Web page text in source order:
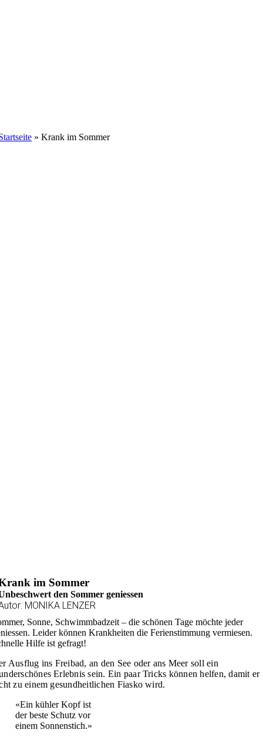
»Krank im Sommer
im Sommer
den Sommer geniessen
MONIKA LENZER
Sonne, Schwimmbadzeit – die schönen Tage möchte jeder
Leider können Krankheiten die Ferienstimmung vermiesen.
Hilfe ist gefragt!
Ausflug ins Freibad, an den See oder ans Meer soll ein
Erlebnis sein. Ein paar Tricks können helfen, damit er
zu einem gesundheitlichen Fiasko wird.
«Ein kühler Kopf ist
der beste Schutz vor
einem Sonnenstich.»